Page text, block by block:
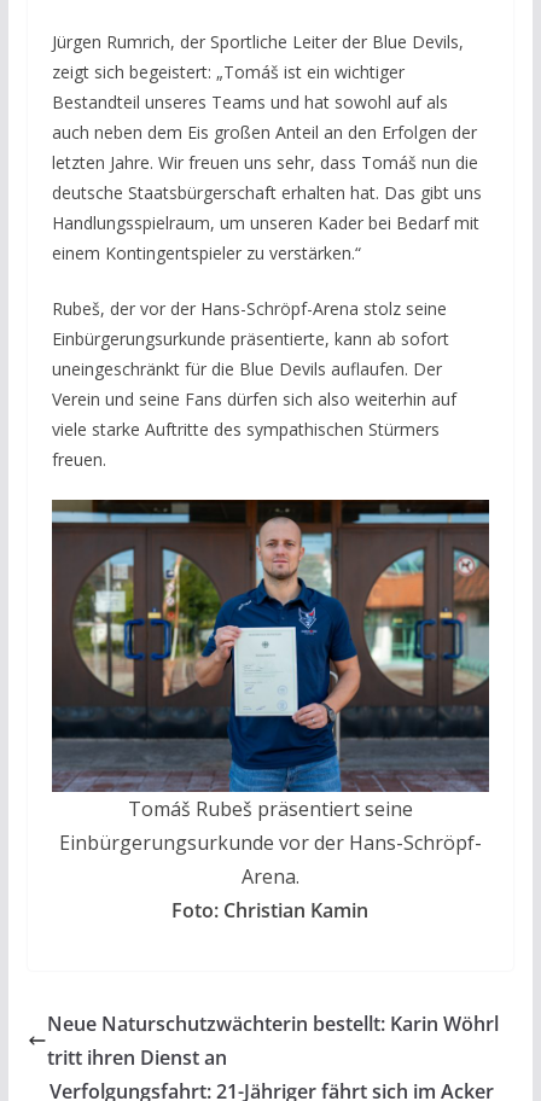
Jürgen Rumrich, der Sportliche Leiter der Blue Devils,
zeigt sich begeistert: „Tomáš ist ein wichtiger
Bestandteil unseres Teams und hat sowohl auf als
auch neben dem Eis großen Anteil an den Erfolgen der
letzten Jahre. Wir freuen uns sehr, dass Tomáš nun die
deutsche Staatsbürgerschaft erhalten hat. Das gibt uns
Handlungsspielraum, um unseren Kader bei Bedarf mit
einem Kontingentspieler zu verstärken.“
Rubeš, der vor der Hans-Schröpf-Arena stolz seine
Einbürgerungsurkunde präsentierte, kann ab sofort
uneingeschränkt für die Blue Devils auflaufen. Der
Verein und seine Fans dürfen sich also weiterhin auf
viele starke Auftritte des sympathischen Stürmers
freuen.
Tomáš Rubeš präsentiert seine
Einbürgerungsurkunde vor der Hans-Schröpf-
Arena.
Foto: Christian Kamin
Neue Naturschutzwächterin bestellt: Karin Wöhrl
tritt ihren Dienst an
Verfolgungsfahrt: 21-Jähriger fährt sich im Acker